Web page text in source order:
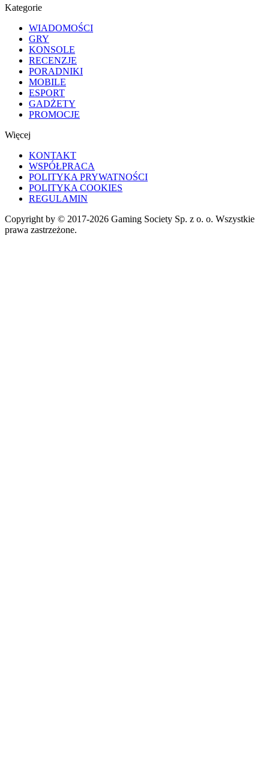
Kategorie
WIADOMOŚCI
GRY
KONSOLE
RECENZJE
PORADNIKI
MOBILE
ESPORT
GADŻETY
PROMOCJE
Więcej
KONTAKT
WSPÓŁPRACA
POLITYKA PRYWATNOŚCI
POLITYKA COOKIES
REGULAMIN
Copyright by © 2017-2026 Gaming Society Sp. z o. o. Wszystkie
prawa zastrzeżone.